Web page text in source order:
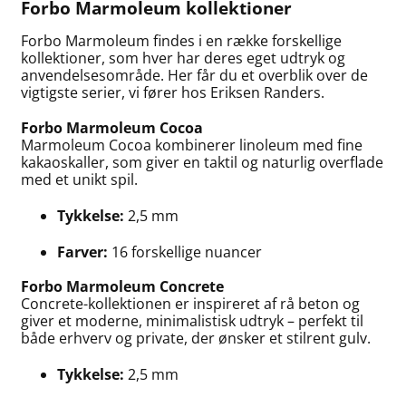
Forbo Marmoleum kollektioner
Forbo Marmoleum findes i en række forskellige
kollektioner, som hver har deres eget udtryk og
anvendelsesområde. Her får du et overblik over de
vigtigste serier, vi fører hos Eriksen Randers.
Forbo Marmoleum Cocoa
Marmoleum Cocoa kombinerer linoleum med fine
kakaoskaller, som giver en taktil og naturlig overflade
med et unikt spil.
Tykkelse: 2,5 mm
Farver: 16 forskellige nuancer
Forbo Marmoleum Concrete
Concrete-kollektionen er inspireret af rå beton og
giver et moderne, minimalistisk udtryk – perfekt til
både erhverv og private, der ønsker et stilrent gulv.
Tykkelse: 2,5 mm